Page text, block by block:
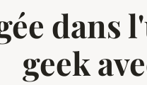
dans
geek